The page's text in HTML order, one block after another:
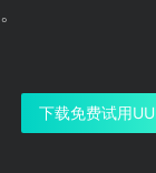
下载免费试用UU